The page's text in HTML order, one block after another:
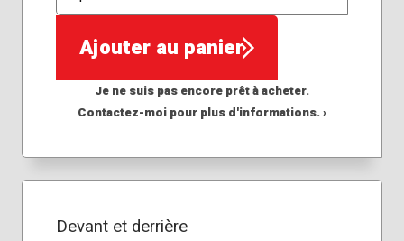
QTÉ
Ajouter au panier
Je ne suis pas encore prêt à acheter.
Contactez-moi pour plus d'informations. ›
Devant et derrière